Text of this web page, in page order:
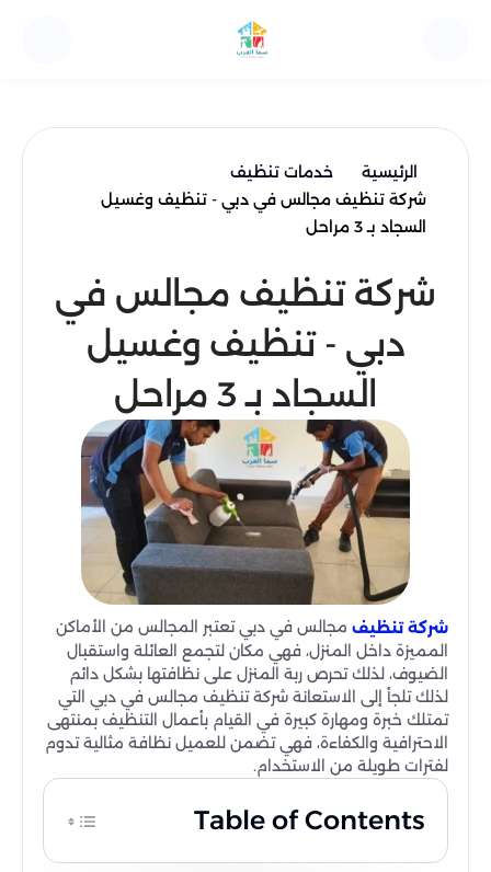
الرئيسية
خدمات تنظيف
شركة تنظيف مجالس في دبي - تنظيف وغسيل
السجاد بـ 3 مراحل
شركة تنظيف مجالس في
دبي - تنظيف وغسيل
السجاد بـ 3 مراحل
شركة تنظيف مجالس في دبي تعتبر المجالس من الأماكن
المميزة داخل المنزل، فهي مكان لتجمع العائلة واستقبال
الضيوف، لذلك تحرص ربة المنزل على نظافتها بشكل دائم
لذلك تلجأ إلى الاستعانة شركة تنظيف مجالس في دبي التي
تمتلك خبرة ومهارة كبيرة في القيام بأعمال التنظيف بمنتهى
الاحترافية والكفاءة، فهي تضمن للعميل نظافة مثالية تدوم
لفترات طويلة من الاستخدام.
Table of Contents